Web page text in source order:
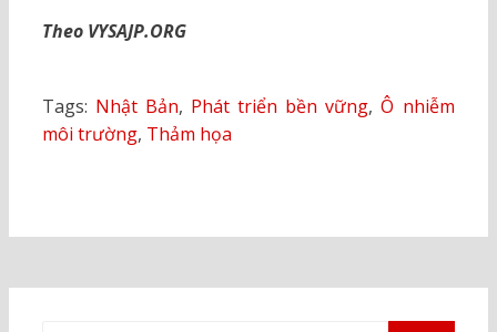
Theo VYSAJP.ORG
Tags: Nhật Bản, Phát triển bền vững,Ô nhiễm
môi trường, Thảm họa